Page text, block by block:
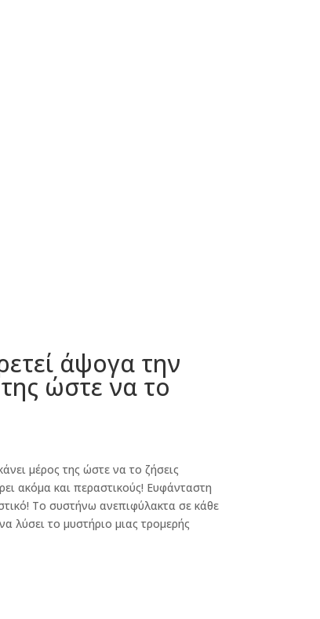
άψογα την
ώστε να το
μέρος της ώστε να το ζήσεις
ακόμα και περαστικούς! Ευφάνταστη
Το συστήνω ανεπιφύλακτα σε κάθε
λύσει το μυστήριο μιας τρομερής